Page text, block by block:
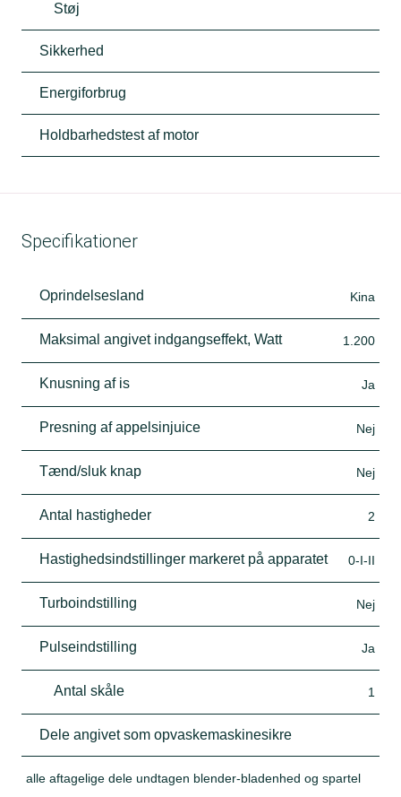
Støj
Sikkerhed
Energiforbrug
Holdbarhedstest af motor
Specifikationer
Oprindelsesland Kina
Maksimal angivet indgangseffekt, Watt 1.200
Knusning af is Ja
Presning af appelsinjuice Nej
Tænd/sluk knap Nej
Antal hastigheder 2
Hastighedsindstillinger markeret på apparatet 0-I-II
Turboindstilling Nej
Pulseindstilling Ja
Antal skåle 1
Dele angivet som opvaskemaskinesikre
alle aftagelige dele undtagen blender-bladenhed og spartel